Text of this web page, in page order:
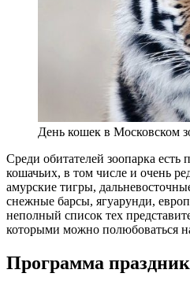
День кошек в Московском
Среди обитателей зоопарка есть
кошачьих, в том числе и очень
амурские тигры,
снежные барсы, ягуарунди,
неполный список тех
которыми можно полюбоваться
Программа